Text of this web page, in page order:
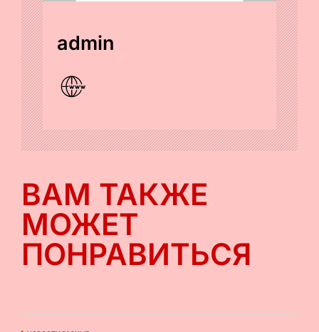
admin
ВАМ ТАКЖЕ
МОЖЕТ
ПОНРАВИТЬСЯ